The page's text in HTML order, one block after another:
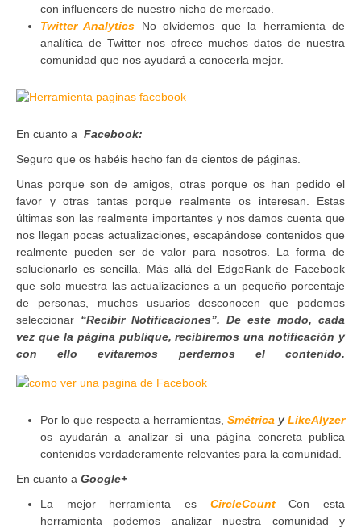
con influencers de nuestro nicho de mercado.
Twitter Analytics
No olvidemos que la herramienta de
analítica de Twitter nos ofrece muchos datos de nuestra
comunidad que nos ayudará a conocerla mejor.
En cuanto a Facebook:
Seguro que os habéis hecho fan de cientos de páginas.
Unas porque son de amigos, otras porque os han pedido el
favor y otras tantas porque realmente os interesan. Estas
últimas son las realmente importantes y nos damos cuenta que
nos llegan pocas actualizaciones, escapándose contenidos que
realmente pueden ser de valor para nosotros. La forma de
solucionarlo es sencilla. Más allá del EdgeRank de Facebook
que solo muestra las actualizaciones a un pequeño porcentaje
de personas, muchos usuarios desconocen que podemos
seleccionar “Recibir Notificaciones”. De este modo, cada
vez que la página publique, recibiremos una notificación y
con ello evitaremos perdernos el contenido.
Por lo que respecta a herramientas, Smétrica y LikeAlyzer
os ayudarán a analizar si una página concreta publica
contenidos verdaderamente relevantes para la comunidad.
En cuanto a Google+
La mejor herramienta es CircleCountCon esta
herramienta podemos analizar nuestra comunidad y